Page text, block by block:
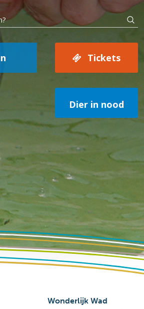
Tickets
Dier in nood
Wonderlijk Wad